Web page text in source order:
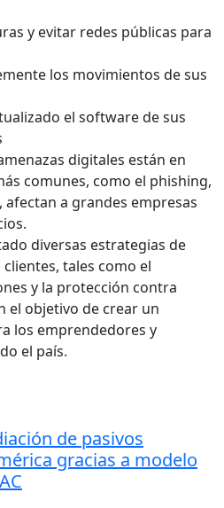
y evitar redes públicas para
los movimientos de sus
el software de sus
digitales están en
comunes, como el phishing,
a grandes empresas
diversas estrategias de
tales como el
y la protección contra
el objetivo de crear un
los emprendedores y
el país.
de pasivos
gracias a modelo